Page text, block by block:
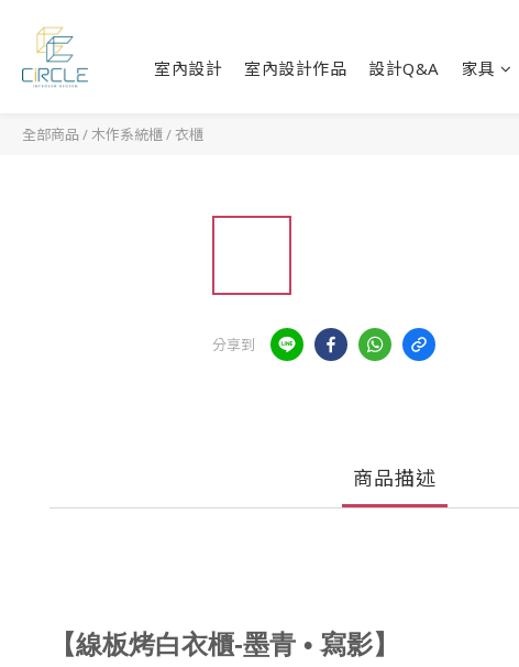
室內設計 室內設計作品 設計Q&A 家具
全部商品 /木作系統櫃/ 衣櫃
分享到
商品描述
【線板烤白衣櫃-墨青 • 寫影】